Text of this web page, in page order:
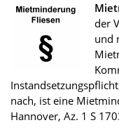
der
und
nach, ist eine
Hannover, Az. 1 S